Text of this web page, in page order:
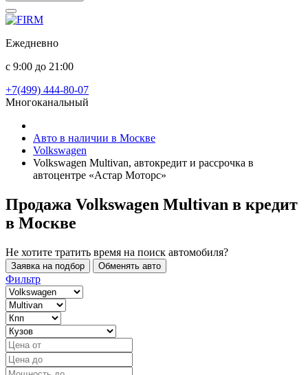
Ежедневно
с 9:00 до 21:00
+7(499) 444-80-07
Многоканальный
Авто в наличии в Москве
Volkswagen
Volkswagen Multivan, автокредит и рассрочка в
автоцентре «Астар Моторс»
Продажа Volkswagen Multivan в кредит
в Москве
Не хотите тратить время на поиск автомобиля?
Заявка на подбор Обменять авто
Фильтр